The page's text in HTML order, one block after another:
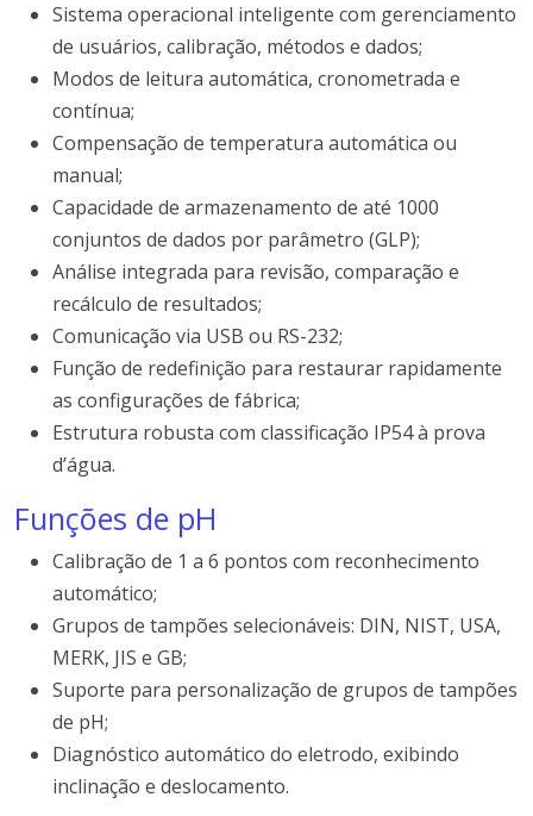
Sistema operacional inteligente com gerenciamento
de usuários, calibração, métodos e dados;
Modos de leitura automática, cronometrada e
contínua;
Compensação de temperatura automática ou
manual;
Capacidade de armazenamento de até 1000
conjuntos de dados por parâmetro (GLP);
Análise integrada para revisão, comparação e
recálculo de resultados;
Comunicação via USB ou RS-232;
Função de redefinição para restaurar rapidamente
as configurações de fábrica;
Estrutura robusta com classificação IP54 à prova
d’água.
Funções de pH
Calibração de 1 a 6 pontos com reconhecimento
automático;
Grupos de tampões selecionáveis: DIN, NIST, USA,
MERK, JIS e GB;
Suporte para personalização de grupos de tampões
de pH;
Diagnóstico automático do eletrodo, exibindo
inclinação e deslocamento.